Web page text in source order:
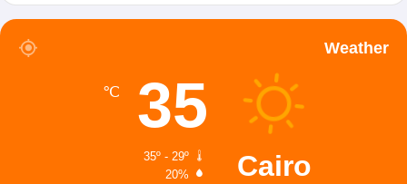
Weather
Cairo
35
℃
35º - 29º
20%